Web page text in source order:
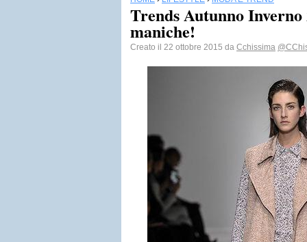
Trends Autunno Inverno
maniche!
Creato il 22 ottobre 2015 da Cchissima